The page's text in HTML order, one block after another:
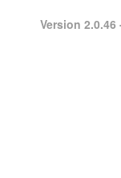
Version 2.0.46